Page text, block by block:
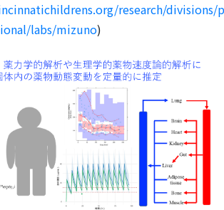
research/divisions/
labs/mizuno)